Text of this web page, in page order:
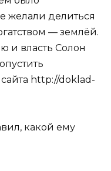
желали де­литься
— землёй.
и власть Солон
http://doklad-
какой ему